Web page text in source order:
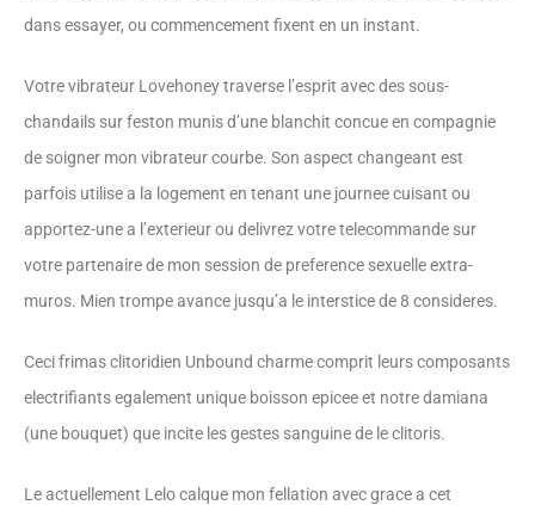
dans essayer, ou commencement fixent en un instant.
Votre vibrateur Lovehoney traverse l’esprit avec des sous-
chandails sur feston munis d’une blanchit concue en compagnie
de soigner mon vibrateur courbe. Son aspect changeant est
parfois utilise a la logement en tenant une journee cuisant ou
apportez-une a l’exterieur ou delivrez votre telecommande sur
votre partenaire de mon session de preference sexuelle extra-
muros. Mien trompe avance jusqu’a le interstice de 8 consideres.
Ceci frimas clitoridien Unbound charme comprit leurs composants
electrifiants egalement unique boisson epicee et notre damiana
(une bouquet) que incite les gestes sanguine de le clitoris.
Le actuellement Lelo calque mon fellation avec grace a cet